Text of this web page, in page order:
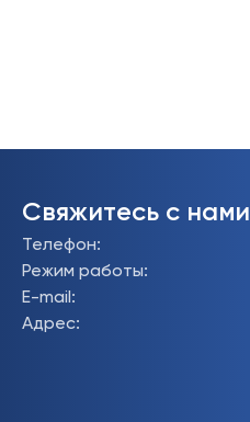
Свяжитесь с нами
Телефон:
Режим работы:
E-mail :
Адрес: